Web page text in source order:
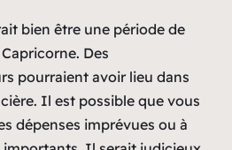
bien être une période de
Des
pourraient avoir lieu dans
Il est possible que vous
dépenses imprévues ou à